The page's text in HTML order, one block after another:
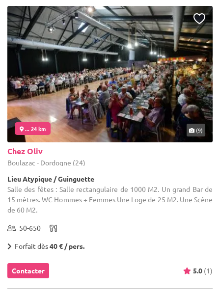
... 24 km (9)
Chez Oliv
Boulazac - Dordogne (24)
Lieu Atypique / Guinguette
Salle des fêtes : Salle rectangulaire de 1000 M2. Un grand Bar de
15 mètres. WC Hommes + Femmes Une Loge de 25 M2. Une Scène
de 60 M2.
50-650
Forfait dès40 € / pers.
Contacter 5.0 (1)